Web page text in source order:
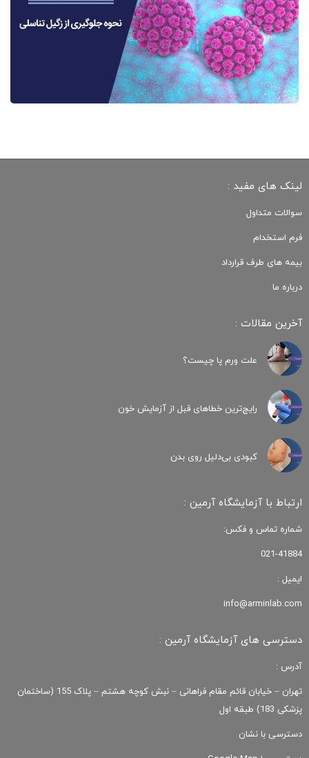
لینک های مفید :
سوالات متداول
فرم استخدام
بیمه های طرف قرارداد
درباره ما
آخرین مقالات :
علت ورم پا چیست؟
رایج‌ترین خطاهای قبل از آزمایش خون
کبودی‌ بی‌دلیل روی بدن
ارتباط با آزمایشگاه آرمین :
شماره تماس و فکس:
021-41884
ایمیل :
info@arminlab.com
دسترسی های آزمایشگاه آرمین :
آدرس :
تهران – خیابان قائم مقام فراهانی – نبش کوچه هشتم – پلاک 155 (ساختمان
پزشکی 183) طبقه اول
دسترسی با نشان